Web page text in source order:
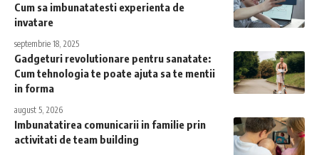
Cum sa imbunatatesti experienta de
invatare
septembrie 18, 2025
Gadgeturi revolutionare pentru sanatate:
Cum tehnologia te poate ajuta sa te mentii
in forma
august 5, 2026
Imbunatatirea comunicarii in familie prin
activitati de team building